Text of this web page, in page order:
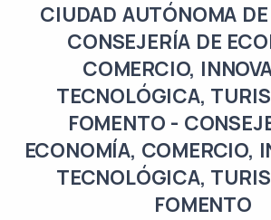
CIUDAD AUTÓNOMA
CONSEJERÍA DE
COMERCIO,
TECNOLÓGICA,
FOMENTO -
ECONOMÍA, COMERCIO,
TECNOLÓGICA,
FOMENTO